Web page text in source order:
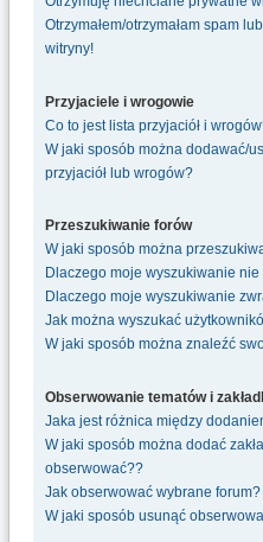
Otrzymałem/otrzymałam spam
witryny!
Przyjaciele i wrogowie
Co to jest lista przyjaciół i
W jaki sposób można dodawać/
przyjaciół lub wrogów?
Przeszukiwanie forów
W jaki sposób można
Dlaczego moje wyszukiwanie
Dlaczego moje wyszukiwanie
Jak można wyszukać
W jaki sposób można znaleźć
Obserwowanie tematów i
Jaka jest różnica między
W jaki sposób można dodać
obserwować??
Jak obserwować wybrane forum?
W jaki sposób usunąć